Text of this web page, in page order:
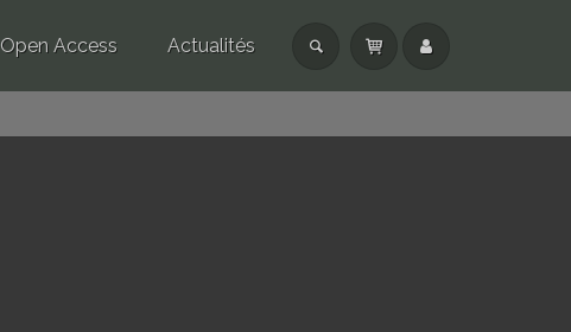
Open Access Actualités